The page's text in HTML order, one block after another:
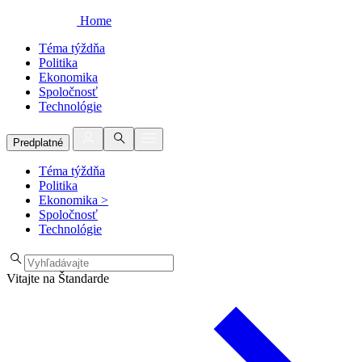
Home
Téma týždňa
Politika
Ekonomika
Spoločnosť
Technológie
Predplatné
Téma týždňa
Politika
Ekonomika >
Spoločnosť
Technológie
Vitajte na Štandarde